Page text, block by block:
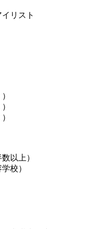
リスト
以上）
校）